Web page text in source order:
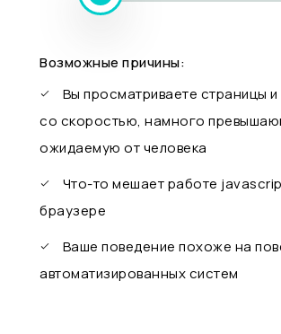
Возможные причины:
Вы просматриваете страницы и
со скоростью, намного
ожидаемую от человека
Что-то мешает работе
браузере
Ваше поведение похоже на
автоматизированных систем